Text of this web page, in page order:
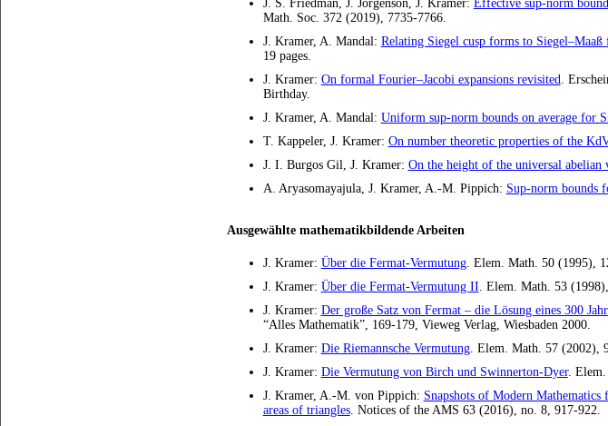
J. S. Friedman, J. Jorgenson, J. Kramer: Effective sup-norm
Math. Soc. 372 (2019), 7735-7766.
J. Kramer, A. Mandal: Relating Siegel cusp forms to Siegel–Maaß
19 pages.
J. Kramer: On formal Fourier–Jacobi expansions revisited.
Birthday.
J. Kramer, A. Mandal: Uniform sup-norm bounds on average for
T. Kappeler, J. Kramer: On number theoretic properties of the
J. I. Burgos Gil, J. Kramer: On the height of the universal abelian
A. Aryasomayajula, J. Kramer, A.-M. Pippich: Sup-norm bounds
Ausgewählte mathematikbildende Arbeiten
J. Kramer: Über die Fermat-Vermutung. Elem. Math. 50 (1995),
J. Kramer: Über die Fermat-Vermutung II. Elem. Math. 53
J. Kramer: Der große Satz von Fermat – die Lösung eines 300
“Alles Mathematik”, 169-179, Vieweg Verlag, Wiesbaden 2000.
J. Kramer: Die Riemannsche Vermutung. Elem. Math. 57 (2002),
J. Kramer: Die Vermutung von Birch und Swinnerton-Dyer. Elem.
J. Kramer, A.-M. von Pippich: Snapshots of Modern
areas of triangles. Notices of the AMS 63 (2016), no. 8, 917-922.